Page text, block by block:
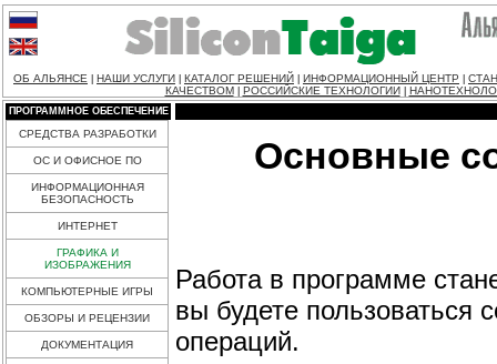
ОБ АЛЬЯНСЕ НАШИ УСЛУГИ КАТАЛОГ РЕШЕНИЙ ИНФОРМАЦИОННЫЙ ЦЕНТР
КАЧЕСТВОМ
РОССИЙСКИЕ ТЕХНОЛОГИИ
ПРОГРАММНОЕ ОБЕСПЕЧЕНИЕ
СРЕДСТВА РАЗРАБОТКИ
ОС И ОФИСНОЕ ПО
ИНФОРМАЦИОННАЯ
БЕЗОПАСНОСТЬ
ИНТЕРНЕТ
ГРАФИКА И
ИЗОБРАЖЕНИЯ
КОМПЬЮТЕРНЫЕ ИГРЫ
ОБЗОРЫ И РЕЦЕНЗИИ
ДОКУМЕНТАЦИЯ
Основные
Работа в программе
вы будете пользоваться
операций.